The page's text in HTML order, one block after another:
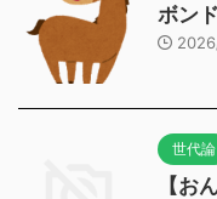
ボン
世代論
【お